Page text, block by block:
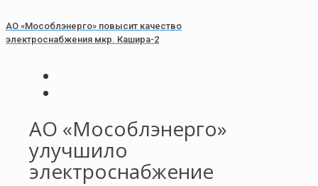
АО «Мособлэнерго» повысит качество
электроснабжения мкр. Кашира-2
АО «Мособлэнерго»
улучшило
электроснабжение